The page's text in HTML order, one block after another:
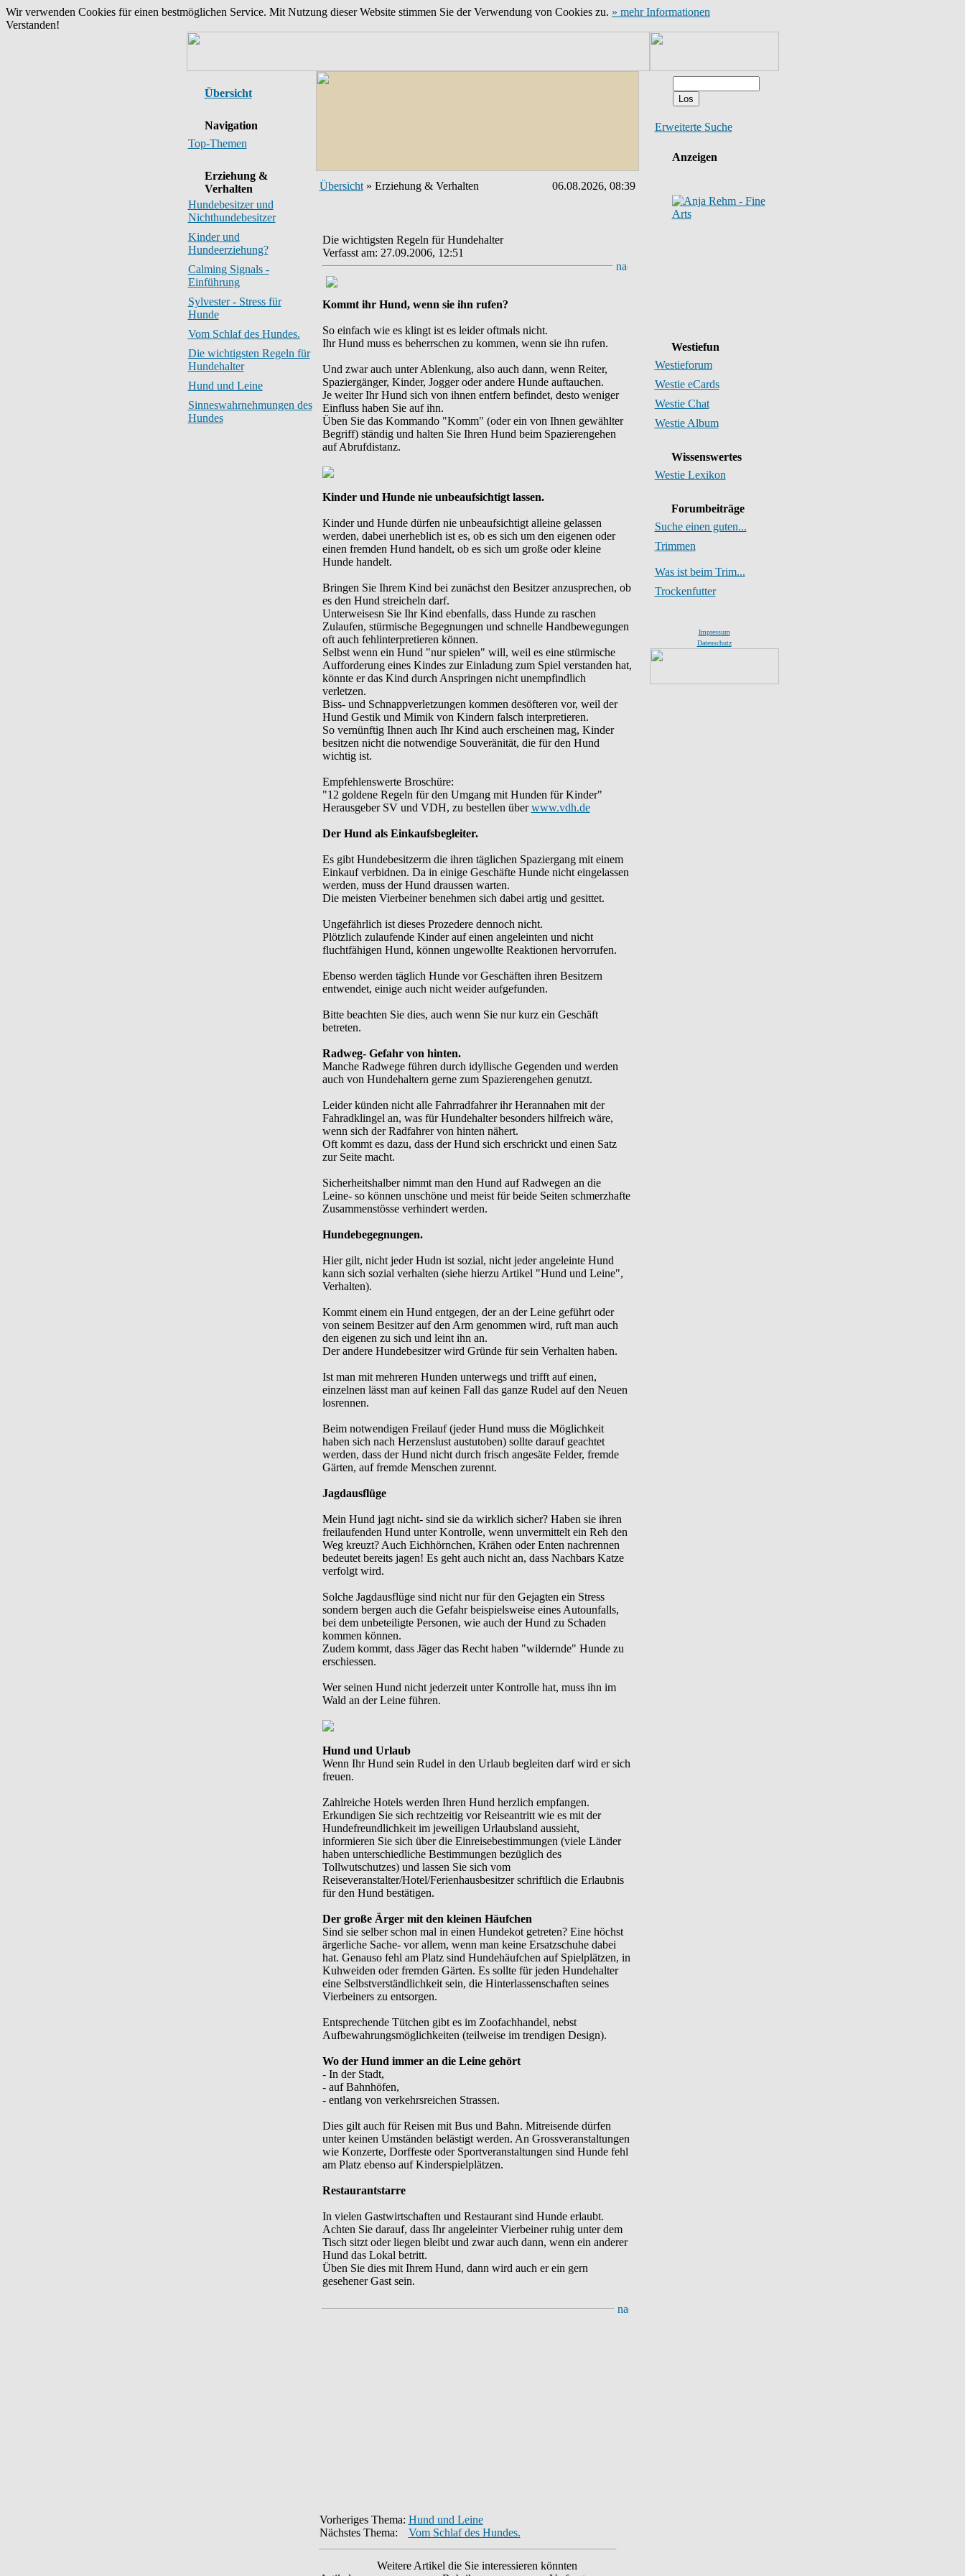
Wir verwenden Cookies für einen bestmöglichen Service. Mit Nutzung dieser Website stimmen Sie der Verwendung von Cookies zu. » mehr Informationen
Verstanden!
Übersicht
Navigation
Top-Themen
Erziehung &
Verhalten
Hundebesitzer und
Nichthundebesitzer
Kinder und
Hundeerziehung?
Calming Signals -
Einführung
Sylvester - Stress für
Hunde
Vom Schlaf des Hundes.
Die wichtigsten Regeln für
Hundehalter
Hund und Leine
Sinneswahrnehmungen des
Hundes
Übersicht» Erziehung & Verhalten 06.08.2026, 08:39
Die wichtigsten Regeln für Hundehalter
Verfasst am: 27.09.2006, 12:51
Kommt ihr Hund, wenn sie ihn rufen?
So einfach wie es klingt ist es leider oftmals nicht.
Ihr Hund muss es beherrschen zu kommen, wenn sie ihn rufen.
Und zwar auch unter Ablenkung, also auch dann, wenn Reiter,
Spaziergänger, Kinder, Jogger oder andere Hunde auftauchen.
Je weiter Ihr Hund sich von ihnen entfern befindet, desto weniger
Einfluss haben Sie auf ihn.
Üben Sie das Kommando "Komm" (oder ein von Ihnen gewählter
Begriff) ständig und halten Sie Ihren Hund beim Spazierengehen
auf Abrufdistanz.
Kinder und Hunde nie unbeaufsichtigt lassen.
Kinder und Hunde dürfen nie unbeaufsichtigt alleine gelassen
werden, dabei unerheblich ist es, ob es sich um den eigenen oder
einen fremden Hund handelt, ob es sich um große oder kleine
Hunde handelt.
Bringen Sie Ihrem Kind bei zunächst den Besitzer anzusprechen, ob
es den Hund streicheln darf.
Unterweisesn Sie Ihr Kind ebenfalls, dass Hunde zu raschen
Zulaufen, stürmische Begegnungen und schnelle Handbewegungen
oft auch fehlinterpretieren können.
Selbst wenn ein Hund "nur spielen" will, weil es eine stürmische
Aufforderung eines Kindes zur Einladung zum Spiel verstanden hat,
könnte er das Kind durch Anspringen nicht unempfindlich
verletzen.
Biss- und Schnappverletzungen kommen desöfteren vor, weil der
Hund Gestik und Mimik von Kindern falsch interpretieren.
So vernünftig Ihnen auch Ihr Kind auch erscheinen mag, Kinder
besitzen nicht die notwendige Souveränität, die für den Hund
wichtig ist.
Empfehlenswerte Broschüre:
"12 goldene Regeln für den Umgang mit Hunden für Kinder"
Herausgeber SV und VDH, zu bestellen überwww.vdh.de
Der Hund als Einkaufsbegleiter.
Es gibt Hundebesitzerm die ihren täglichen Spaziergang mit einem
Einkauf verbidnen. Da in einige Geschäfte Hunde nicht eingelassen
werden, muss der Hund draussen warten.
Die meisten Vierbeiner benehmen sich dabei artig und gesittet.
Ungefährlich ist dieses Prozedere dennoch nicht.
Plötzlich zulaufende Kinder auf einen angeleinten und nicht
fluchtfähigen Hund, können ungewollte Reaktionen hervorrufen.
Ebenso werden täglich Hunde vor Geschäften ihren Besitzern
entwendet, einige auch nicht weider aufgefunden.
Bitte beachten Sie dies, auch wenn Sie nur kurz ein Geschäft
betreten.
Radweg- Gefahr von hinten.
Manche Radwege führen durch idyllische Gegenden und werden
auch von Hundehaltern gerne zum Spazierengehen genutzt.
Leider künden nicht alle Fahrradfahrer ihr Herannahen mit der
Fahradklingel an, was für Hundehalter besonders hilfreich wäre,
wenn sich der Radfahrer von hinten nähert.
Oft kommt es dazu, dass der Hund sich erschrickt und einen Satz
zur Seite macht.
Sicherheitshalber nimmt man den Hund auf Radwegen an die
Leine- so können unschöne und meist für beide Seiten schmerzhafte
Zusammenstösse verhindert werden.
Hundebegegnungen.
Hier gilt, nicht jeder Hudn ist sozial, nicht jeder angeleinte Hund
kann sich sozial verhalten (siehe hierzu Artikel "Hund und Leine",
Verhalten).
Kommt einem ein Hund entgegen, der an der Leine geführt oder
von seinem Besitzer auf den Arm genommen wird, ruft man auch
den eigenen zu sich und leint ihn an.
Der andere Hundebesitzer wird Gründe für sein Verhalten haben.
Ist man mit mehreren Hunden unterwegs und trifft auf einen,
einzelnen lässt man auf keinen Fall das ganze Rudel auf den Neuen
losrennen.
Beim notwendigen Freilauf (jeder Hund muss die Möglichkeit
haben sich nach Herzenslust austutoben) sollte darauf geachtet
werden, dass der Hund nicht durch frisch angesäte Felder, fremde
Gärten, auf fremde Menschen zurennt.
Jagdausflüge
Mein Hund jagt nicht- sind sie da wirklich sicher? Haben sie ihren
freilaufenden Hund unter Kontrolle, wenn unvermittelt ein Reh den
Weg kreuzt? Auch Eichhörnchen, Krähen oder Enten nachrennen
bedeutet bereits jagen! Es geht auch nicht an, dass Nachbars Katze
verfolgt wird.
Solche Jagdausflüge sind nicht nur für den Gejagten ein Stress
sondern bergen auch die Gefahr beispielsweise eines Autounfalls,
bei dem unbeteiligte Personen, wie auch der Hund zu Schaden
kommen können.
Zudem kommt, dass Jäger das Recht haben "wildernde" Hunde zu
erschiessen.
Wer seinen Hund nicht jederzeit unter Kontrolle hat, muss ihn im
Wald an der Leine führen.
Hund und Urlaub
Wenn Ihr Hund sein Rudel in den Urlaub begleiten darf wird er sich
freuen.
Zahlreiche Hotels werden Ihren Hund herzlich empfangen.
Erkundigen Sie sich rechtzeitig vor Reiseantritt wie es mit der
Hundefreundlichkeit im jeweiligen Urlaubsland aussieht,
informieren Sie sich über die Einreisebestimmungen (viele Länder
haben unterschiedliche Bestimmungen bezüglich des
Tollwutschutzes) und lassen Sie sich vom
Reiseveranstalter/Hotel/Ferienhausbesitzer schriftlich die Erlaubnis
für den Hund bestätigen.
Der große Ärger mit den kleinen Häufchen
Sind sie selber schon mal in einen Hundekot getreten? Eine höchst
ärgerliche Sache- vor allem, wenn man keine Ersatzschuhe dabei
hat. Genauso fehl am Platz sind Hundehäufchen auf Spielplätzen, in
Kuhweiden oder fremden Gärten. Es sollte für jeden Hundehalter
eine Selbstverständlichkeit sein, die Hinterlassenschaften seines
Vierbeiners zu entsorgen.
Entsprechende Tütchen gibt es im Zoofachhandel, nebst
Aufbewahrungsmöglichkeiten (teilweise im trendigen Design).
Wo der Hund immer an die Leine gehört
- In der Stadt,
- auf Bahnhöfen,
- entlang von verkehrsreichen Strassen.
Dies gilt auch für Reisen mit Bus und Bahn. Mitreisende dürfen
unter keinen Umständen belästigt werden. An Grossveranstaltungen
wie Konzerte, Dorffeste oder Sportveranstaltungen sind Hunde fehl
am Platz ebenso auf Kinderspielplätzen.
Restaurantstarre
In vielen Gastwirtschaften und Restaurant sind Hunde erlaubt.
Achten Sie darauf, dass Ihr angeleinter Vierbeiner ruhig unter dem
Tisch sitzt oder liegen bleibt und zwar auch dann, wenn ein anderer
Hund das Lokal betritt.
Üben Sie dies mit Ihrem Hund, dann wird auch er ein gern
gesehener Gast sein.
Vorheriges Thema: Hund und Leine
Nächstes Thema:
Vom Schlaf des Hundes.
Weitere Artikel die Sie interessieren könnten
Erweiterte Suche
Anzeigen
Westiefun
Westieforum
Westie eCards
Westie Chat
Westie Album
Wissenswertes
Westie Lexikon
Forumbeiträge
Suche einen guten...
Trimmen
Was ist beim Trim...
Trockenfutter
Impressum
Datenschutz